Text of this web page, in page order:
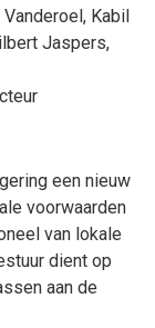
, Kabil
Jaspers,
een nieuw
voorwaarden
van lokale
dient op
aan de